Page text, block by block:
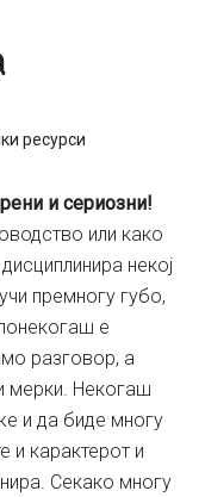
ресурси
и сериозни!
или како
некој
премногу губо,
е
разговор, а
мерки. Некогаш
и да биде многу
и карактерот и
Секако многу